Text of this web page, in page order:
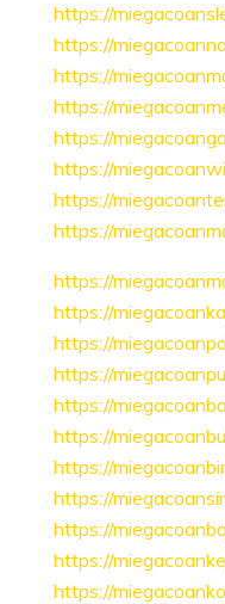
https://
https://
https://
https://
https://
https://
https://
https://
https://
https://
https://
https://
https://
https://
https://
https://
https://
https://
https://